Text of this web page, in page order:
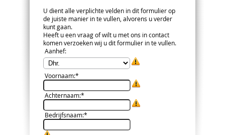
U dient alle verplichte velden in dit formulier op
de juiste manier in te vullen, alvorens u verder
kunt gaan.
Heeft u een vraag of wilt u met ons in contact
komen verzoeken wij u dit formulier in te vullen.
Aanhef:
Voornaam:*
Achternaam:*
Bedrijfsnaam:*